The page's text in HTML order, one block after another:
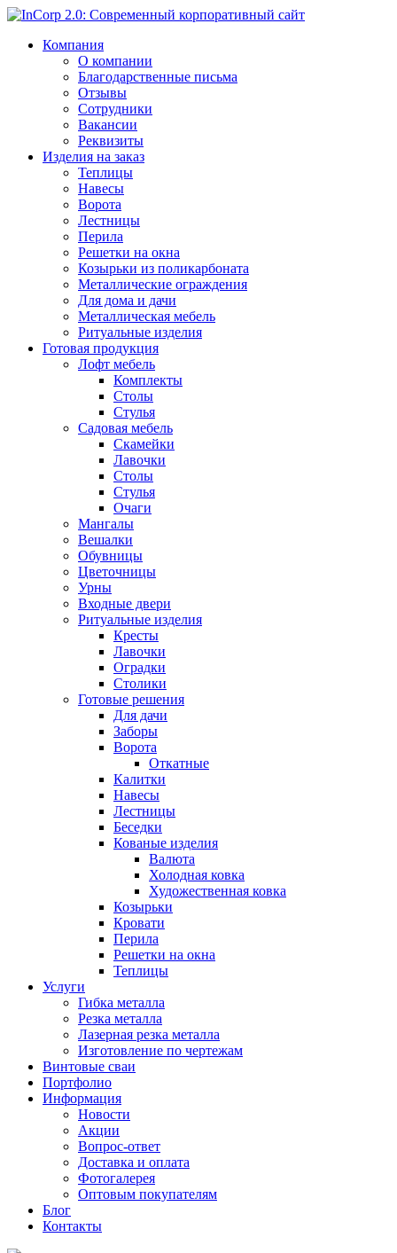
Компания
О компании
Благодарственные письма
Отзывы
Сотрудники
Вакансии
Реквизиты
Изделия на заказ
Теплицы
Навесы
Ворота
Лестницы
Перила
Решетки на окна
Козырьки из поликарбоната
Металлические ограждения
Для дома и дачи
Металлическая мебель
Ритуальные изделия
Готовая продукция
Лофт мебель
Комплекты
Столы
Стулья
Садовая мебель
Скамейки
Лавочки
Столы
Стулья
Очаги
Мангалы
Вешалки
Обувницы
Цветочницы
Урны
Входные двери
Ритуальные изделия
Кресты
Лавочки
Оградки
Столики
Готовые решения
Для дачи
Заборы
Ворота
Откатные
Калитки
Навесы
Лестницы
Беседки
Кованые изделия
Валюта
Холодная ковка
Художественная ковка
Козырьки
Кровати
Перила
Решетки на окна
Теплицы
Услуги
Гибка металла
Резка металла
Лазерная резка металла
Изготовление по чертежам
Винтовые сваи
Портфолио
Информация
Новости
Акции
Вопрос-ответ
Доставка и оплата
Фотогалерея
Оптовым покупателям
Блог
Контакты